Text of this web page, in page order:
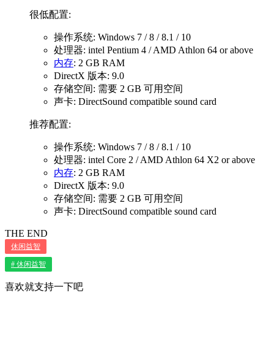
很低配置:
操作系统: Windows 7 / 8 / 8.1 / 10
处理器: intel Pentium 4 / AMD Athlon 64 or above
内存: 2 GB RAM
DirectX 版本: 9.0
存储空间: 需要 2 GB 可用空间
声卡: DirectSound compatible sound card
推荐配置:
操作系统: Windows 7 / 8 / 8.1 / 10
处理器: intel Core 2 / AMD Athlon 64 X2 or above
内存: 2 GB RAM
DirectX 版本: 9.0
存储空间: 需要 2 GB 可用空间
声卡: DirectSound compatible sound card
THE END
休闲益智
# 休闲益智
喜欢就支持一下吧